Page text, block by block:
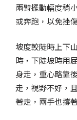
兩臂擺動幅度稍
或奔跑，以免挫
坡度較陡時上下
時，下陡坡時用
身走，重心略靠
走，視野不好，
著走，兩手也撐